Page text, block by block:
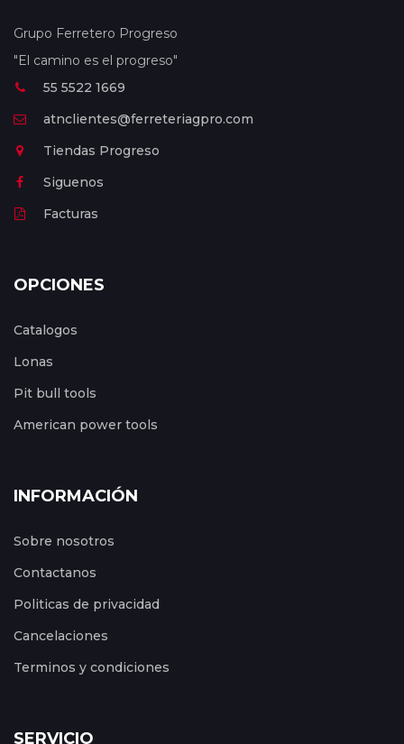
Grupo Ferretero Progreso
"El camino es el progreso"
55 5522 1669
atnclientes@ferreteriagpro.com
Tiendas Progreso
Siguenos
Facturas
OPCIONES
Catalogos
Lonas
Pit bull tools
American power tools
INFORMACIÓN
Sobre nosotros
Contactanos
Politicas de privacidad
Cancelaciones
Terminos y condiciones
SERVICIO